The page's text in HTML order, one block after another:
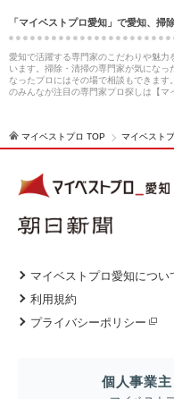
「マイベストプロ愛知」で愛知、
愛知で活躍する専門家のこだわりや魅
います。掃除・清掃の専門家が気にな
なったプロにはその場で相談もできま
のみんなが注目の専門家プロ探しは【マ
マイベストプロ TOP マイベスト
マイベストプロ愛知につい
利用規約
プライバシーポリシー
個人事業